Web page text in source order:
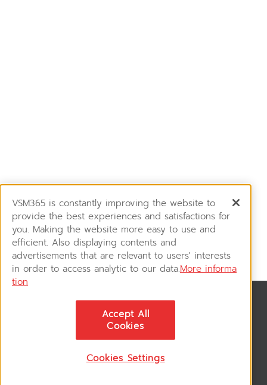
ติดตามอัพเดทข่าวสาร, โปรโมชั่น, สินค้าราคาพิเศษ ได้ก่อนใคร
VSM365 is constantly improving the website to
provide the best experiences and satisfactions for
you. Making the website more easy to use and
efficient. Also displaying contents and
advertisements that are relevant to users' interests
in order to access analytic to our data.More informa
tion
Accept All
Cookies
Cookies Settings